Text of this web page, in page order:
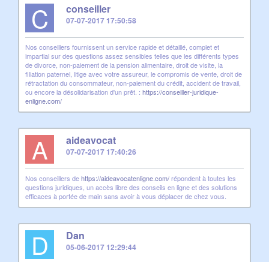
C conseiller
07-07-2017 17:50:58
Nos conseillers fournissent un service rapide et détaillé, complet et
impartial sur des questions assez sensibles telles que les différents types
de divorce, non-paiement de la pension alimentaire, droit de visite, la
filiation paternel, litige avec votre assureur, le compromis de vente, droit de
rétractation du consommateur, non-paiement du crédit, accident de travail,
ou encore la désolidarisation d'un prêt. : https://conseiller-juridique-
enligne.com/
A aideavocat
07-07-2017 17:40:26
Nos conseillers dehttps://aideavocatenligne.com/répondent à toutes les
questions juridiques, un accès libre des conseils en ligne et des solutions
efficaces à portée de main sans avoir à vous déplacer de chez vous.
D Dan
05-06-2017 12:29:44